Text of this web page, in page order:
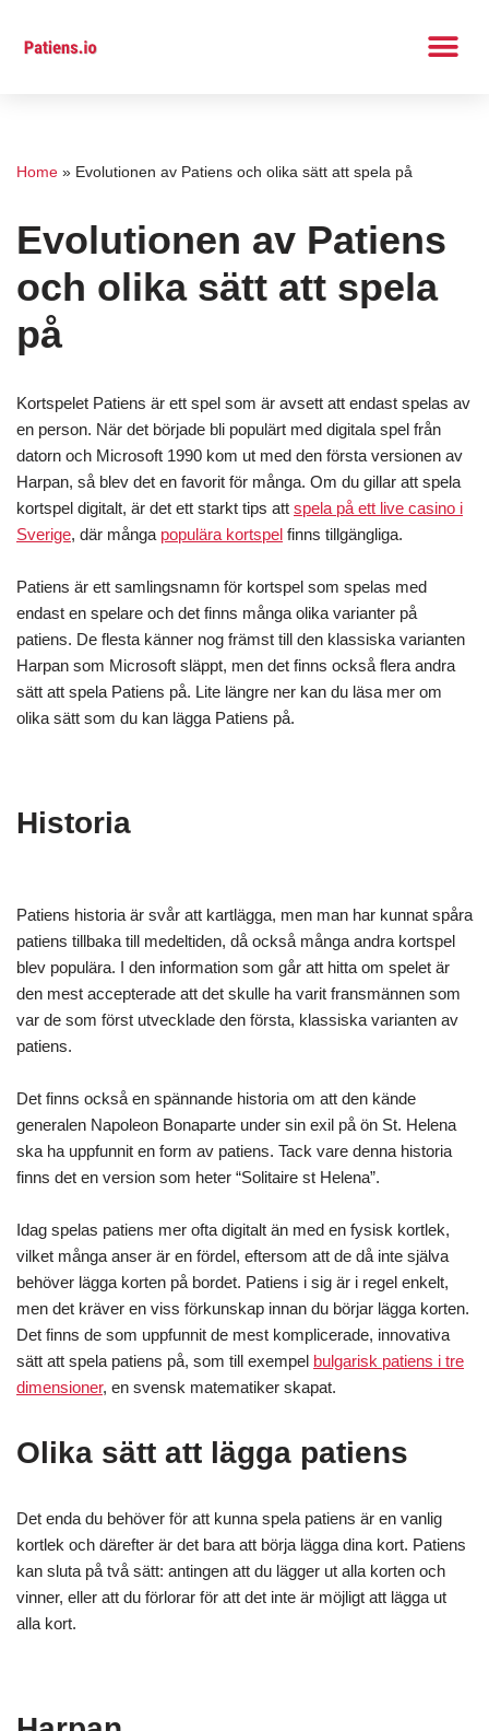
Hoppa
Home » Evolutionen av Patiens och olika sätt att spela på
Evolutionen av Patiens
och olika sätt att spela
på
Kortspelet Patiens är ett spel som är avsett att endast spelas av
en person. När det började bli populärt med digitala spel från
datorn och Microsoft 1990 kom ut med den första versionen av
Harpan, så blev det en favorit för många. Om du gillar att spela
kortspel digitalt, är det ett starkt tips att spela på ett live casino i
Sverige, där många populära kortspel finns tillgängliga.
Patiens är ett samlingsnamn för kortspel som spelas med
endast en spelare och det finns många olika varianter på
patiens. De flesta känner nog främst till den klassiska varianten
Harpan som Microsoft släppt, men det finns också flera andra
sätt att spela Patiens på. Lite längre ner kan du läsa mer om
olika sätt som du kan lägga Patiens på.
Historia
Patiens historia är svår att kartlägga, men man har kunnat spåra
patiens tillbaka till medeltiden, då också många andra kortspel
blev populära. I den information som går att hitta om spelet är
den mest accepterade att det skulle ha varit fransmännen som
var de som först utvecklade den första, klassiska varianten av
patiens.
Det finns också en spännande historia om att den kände
generalen Napoleon Bonaparte under sin exil på ön St. Helena
ska ha uppfunnit en form av patiens. Tack vare denna historia
finns det en version som heter “Solitaire st Helena”.
Idag spelas patiens mer ofta digitalt än med en fysisk kortlek,
vilket många anser är en fördel, eftersom att de då inte själva
behöver lägga korten på bordet. Patiens i sig är i regel enkelt,
men det kräver en viss förkunskap innan du börjar lägga korten.
Det finns de som uppfunnit de mest komplicerade, innovativa
sätt att spela patiens på, som till exempel bulgarisk patiens i tre
dimensioner, en svensk matematiker skapat.
Olika sätt att lägga patiens
Det enda du behöver för att kunna spela patiens är en vanlig
kortlek och därefter är det bara att börja lägga dina kort. Patiens
kan sluta på två sätt: antingen att du lägger ut alla korten och
vinner, eller att du förlorar för att det inte är möjligt att lägga ut
alla kort.